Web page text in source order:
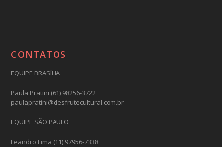
CONTATOS
EQUIPE BRASÍLIA
Paula Pratini (61) 98256-3722
paulapratini@desfrutecultural.com.br
EQUIPE SÃO PAULO
Leandro Lima (11) 97956-7338